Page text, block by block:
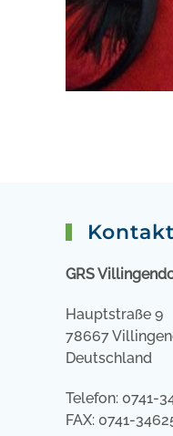
Kontakt
GRS
Hauptstraße 9
78667
Deutschland
Telefon: 0741-
FAX: 0741-